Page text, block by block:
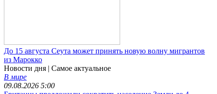
До 15 августа Сеута может принять новую волну мигрантов
из Марокко
Новости дня | Самое актуальное
В мире
09.08.2026 5:00